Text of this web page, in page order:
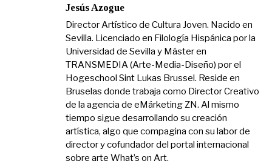
Jesús Azogue
Director Artístico de Cultura Joven. Nacido en
Sevilla. Licenciado en Filología Hispánica por la
Universidad de Sevilla y Máster en
TRANSMEDIA (Arte-Media-Diseño) por el
Hogeschool Sint Lukas Brussel. Reside en
Bruselas donde trabaja como Director Creativo
de la agencia de eMárketing ZN. Al mismo
tiempo sigue desarrollando su creación
artística, algo que compagina con su labor de
director y cofundador del portal internacional
sobre arte What’s on Art.